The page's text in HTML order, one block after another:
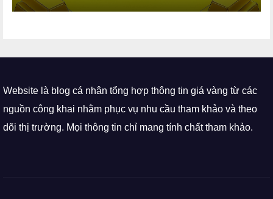
Website là blog cá nhân tổng hợp thông tin giá vàng từ các
nguồn công khai nhằm phục vụ nhu cầu tham khảo và theo
dõi thị trường. Mọi thông tin chỉ mang tính chất tham khảo.